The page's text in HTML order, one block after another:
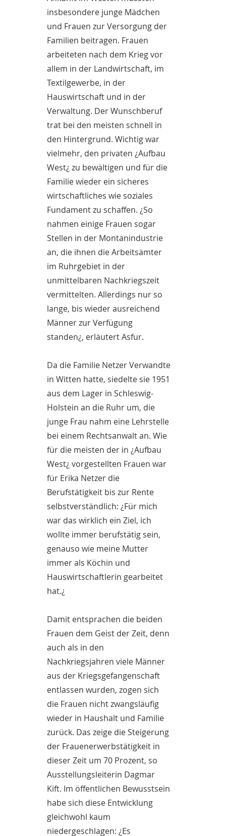
insbesondere junge Mädchen
und Frauen zur Versorgung der
Familien beitragen. Frauen
arbeiteten nach dem Krieg vor
allem in der Landwirtschaft, im
Textilgewerbe, in der
Hauswirtschaft und in der
Verwaltung. Der Wunschberuf
trat bei den meisten schnell in
den Hintergrund. Wichtig war
vielmehr, den privaten ¿Aufbau
West¿ zu bewältigen und für die
Familie wieder ein sicheres
wirtschaftliches wie soziales
Fundament zu schaffen. ¿So
nahmen einige Frauen sogar
Stellen in der Montanindustrie
an, die ihnen die Arbeitsämter
im Ruhrgebiet in der
unmittelbaren Nachkriegszeit
vermittelten. Allerdings nur so
lange, bis wieder ausreichend
Männer zur Verfügung
standen¿, erläutert Asfur.
Da die Familie Netzer Verwandte
in Witten hatte, siedelte sie 1951
aus dem Lager in Schleswig-
Holstein an die Ruhr um, die
junge Frau nahm eine Lehrstelle
bei einem Rechtsanwalt an. Wie
für die meisten der in ¿Aufbau
West¿ vorgestellten Frauen war
für Erika Netzer die
Berufstätigkeit bis zur Rente
selbstverständlich: ¿Für mich
war das wirklich ein Ziel, ich
wollte immer berufstätig sein,
genauso wie meine Mutter
immer als Köchin und
Hauswirtschaftlerin gearbeitet
hat.¿
Damit entsprachen die beiden
Frauen dem Geist der Zeit, denn
auch als in den
Nachkriegsjahren viele Männer
aus der Kriegsgefangenschaft
entlassen wurden, zogen sich
die Frauen nicht zwangsläufig
wieder in Haushalt und Familie
zurück. Das zeige die Steigerung
der Frauenerwerbstätigkeit in
dieser Zeit um 70 Prozent, so
Ausstellungsleiterin Dagmar
Kift. Im öffentlichen Bewusstsein
habe sich diese Entwicklung
gleichwohl kaum
niedergeschlagen: ¿Es